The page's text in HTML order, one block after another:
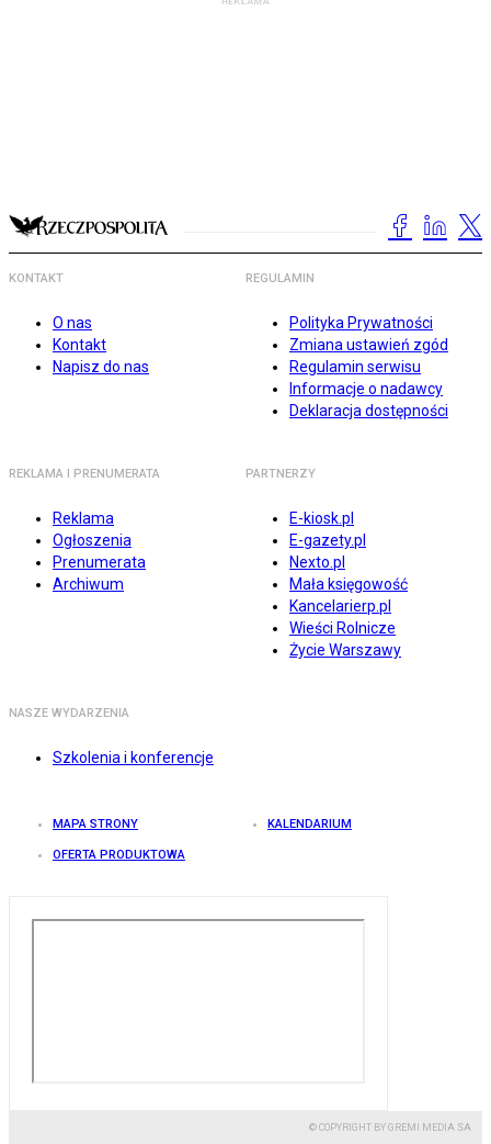
KONTAKT
O nas
Kontakt
Napisz do nas
REGULAMIN
Polityka Prywatności
Zmiana ustawień zgód
Regulamin serwisu
Informacje o nadawcy
Deklaracja dostępności
REKLAMA I PRENUMERATA
Reklama
Ogłoszenia
Prenumerata
Archiwum
PARTNERZY
E-kiosk.pl
E-gazety.pl
Nexto.pl
Mała księgowość
Kancelarierp.pl
Wieści Rolnicze
Życie Warszawy
NASZE WYDARZENIA
Szkolenia i konferencje
MAPA STRONY KALENDARIUM
OFERTA PRODUKTOWA
© COPYRIGHT BY GREMI MEDIA SA